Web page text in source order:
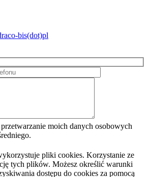
bis(dot)pl
moich danych osobowych
pliki cookies. Korzystanie ze
tych plików. Możesz określić warunki
dostępu do cookies za pomocą